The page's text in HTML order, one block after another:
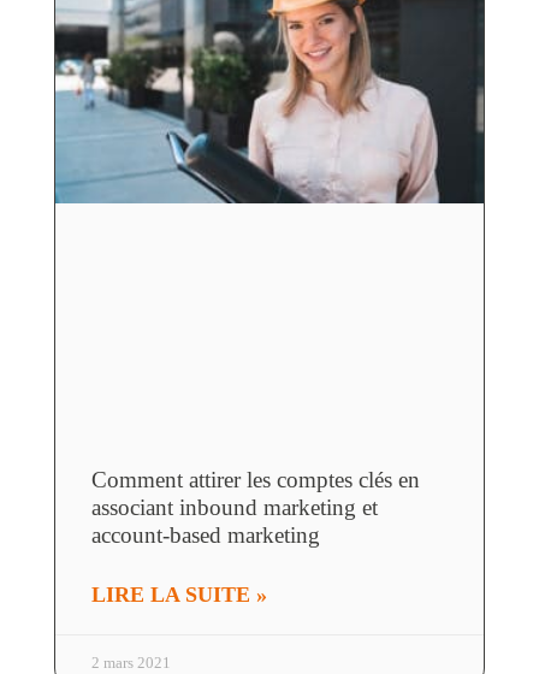
Comment attirer les comptes clés en
associant inbound marketing et
account-based marketing
LIRE LA SUITE »
2 mars 2021